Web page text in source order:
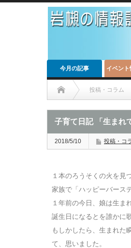
今月の記事 イベン
投稿・コラム
子育て日記 「生まれ
2018/5/10 投稿・コ
１本のろうそくの火を見
家族で「ハッピーバース
１年前の今日、娘は生ま
誕生日になるとを誰かに
もしかしたら、生まれた
て、思いました。